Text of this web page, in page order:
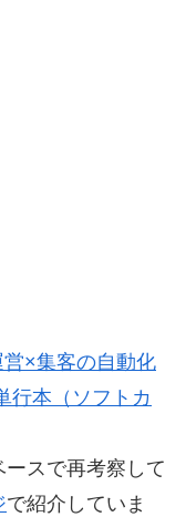
×集客の自動化
行本（ソフトカ
スで再考察して
で紹介していま